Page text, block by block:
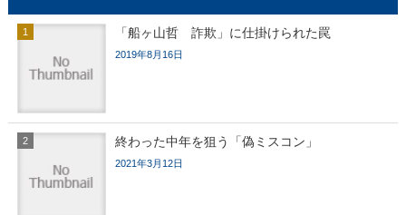
「船ヶ山哲 詐欺」に仕掛けられた罠
2019年8月16日
終わった中年を狙う「偽ミスコン」
2021年3月12日